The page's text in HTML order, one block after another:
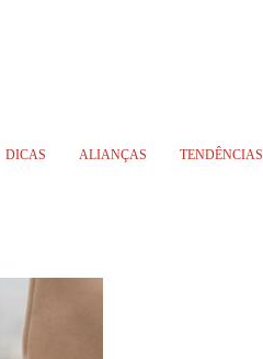
DICAS ALIANÇAS TENDÊNCIAS